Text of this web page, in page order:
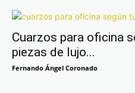
Cuarzos para oficina
piezas de lujo...
Fernando Ángel Coronado -